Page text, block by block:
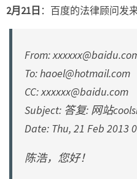
2月21日 ：百度的法律顾问发
From:
To:haoel@hotmail.com
CC:xxxxxx@baidu.com
Subject: 答复: 网站
Date: Thu, 21 Feb 2013
陈浩，您好！